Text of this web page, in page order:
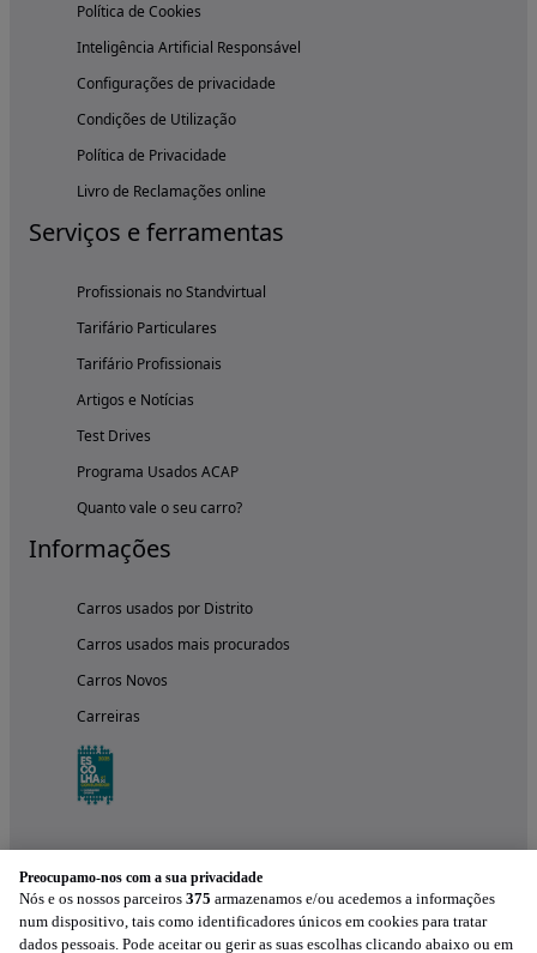
Política de Cookies
Inteligência Artificial Responsável
Configurações de privacidade
Condições de Utilização
Política de Privacidade
Livro de Reclamações online
Serviços e ferramentas
Profissionais no Standvirtual
Tarifário Particulares
Tarifário Profissionais
Artigos e Notícias
Test Drives
Programa Usados ACAP
Quanto vale o seu carro?
Informações
Carros usados por Distrito
Carros usados mais procurados
Carros Novos
Carreiras
Preocupamo-nos com a sua privacidade
Nós e os nossos parceiros 375 armazenamos e/ou acedemos a informações
num dispositivo, tais como identificadores únicos em cookies para tratar
dados pessoais. Pode aceitar ou gerir as suas escolhas clicando abaixo ou em